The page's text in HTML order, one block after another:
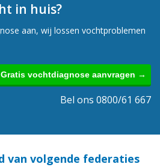
in huis?
aan, wij lossen vochtproblemen
Gratis vochtdiagnose aanvragen →
Bel ons 0800/61 667
van volgende federaties